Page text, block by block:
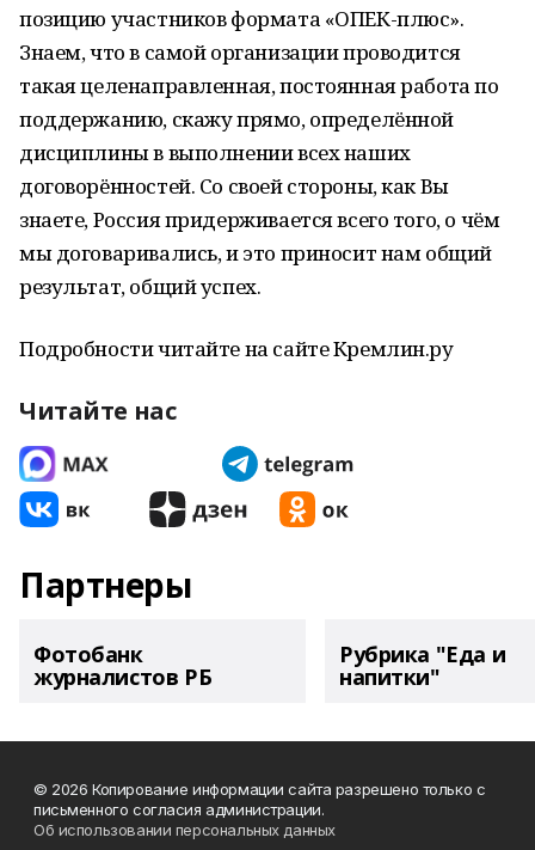
позицию участников формата «ОПЕК-плюс».
Знаем, что в самой организации проводится
такая целенаправленная, постоянная работа по
поддержанию, скажу прямо, определённой
дисциплины в выполнении всех наших
договорённостей. Со своей стороны, как Вы
знаете, Россия придерживается всего того, о чём
мы договаривались, и это приносит нам общий
результат, общий успех.
Подробности читайте на сайте Кремлин.ру
Читайте нас
Партнеры
Фотобанк
журналистов РБ
Рубрика "Еда и
напитки"
© 2026 Копирование информации сайта разрешено только с
письменного согласия администрации.
Об использовании персональных данных